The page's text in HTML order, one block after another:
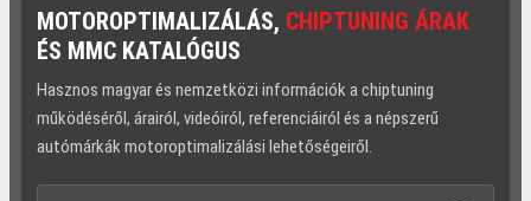
MOTOROPTIMALIZÁLÁS, CHIPTUNING ÁRAK
ÉS MMC KATALÓGUS
Hasznos magyar és nemzetközi információk a chiptuning
működéséről, árairól, videóiról, referenciáiról és a népszerű
autómárkák motoroptimalizálási lehetőségeiről.